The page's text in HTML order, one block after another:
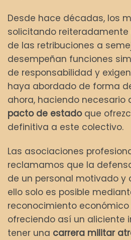
Desde hace décadas, los
solicitando
de las retribuciones a
desempeñan funciones
de responsabilidad y
haya abordado de forma
ahora, haciendo necesario
pacto de estado que
definitiva a este colectivo.
Las asociaciones
reclamamos que la
de un personal motivado y
ello solo es posible
reconocimiento
ofreciendo así un aliciente
tener una carrera militar